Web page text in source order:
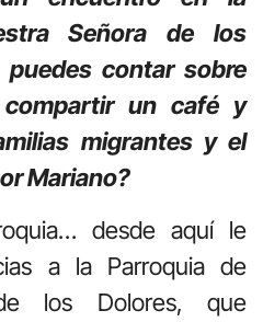
Señora de los
puedes contar sobre
un café y
migrantes y el
Mariano?
desde aquí le
a la Parroquia de
los Dolores, que